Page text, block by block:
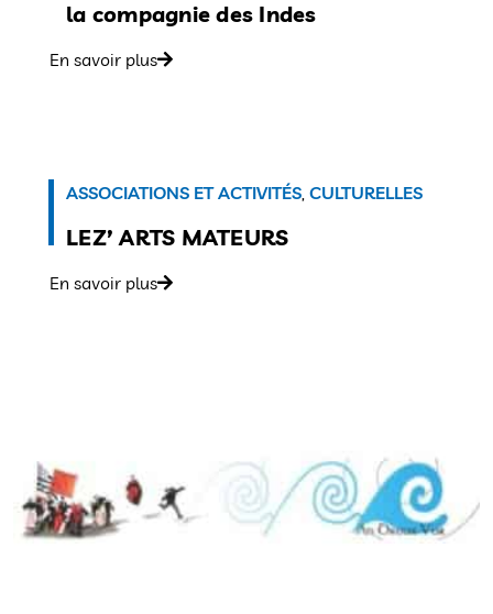
la compagnie des Indes
En savoir plus
ASSOCIATIONS ET ACTIVITÉS CULTURELLES
LEZ’ ARTS MATEURS
En savoir plus